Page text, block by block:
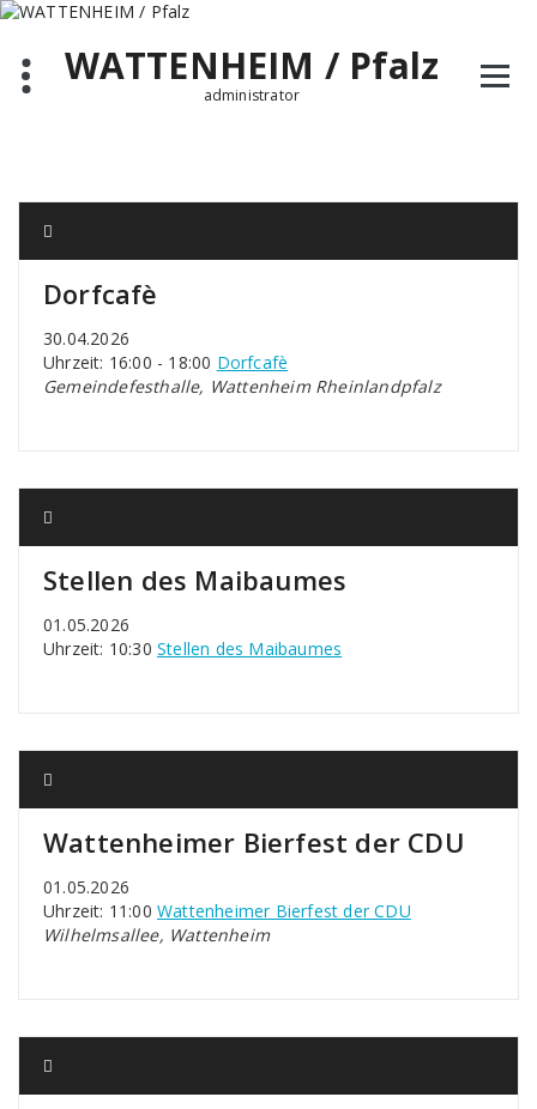
Zum
springenWATTENHEIM / Pfalz
administrator
Dorfcafè
30.04.2026
Uhrzeit: 16:00 - 18:00 Dorfcafè
Gemeindefesthalle, Wattenheim Rheinlandpfalz
Stellen des Maibaumes
01.05.2026
Uhrzeit: 10:30 Stellen des Maibaumes
Wattenheimer Bierfest der CDU
01.05.2026
Uhrzeit: 11:00 Wattenheimer Bierfest der CDU
Wilhelmsallee, Wattenheim